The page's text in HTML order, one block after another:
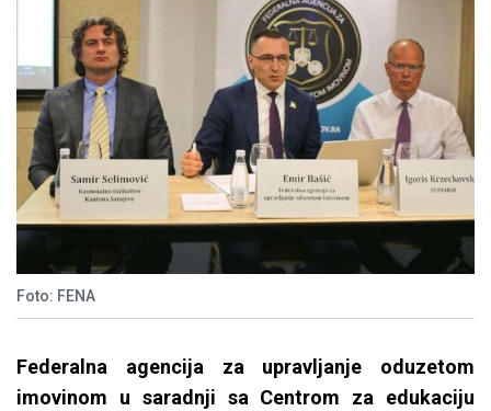
Foto: FENA
Federalna agencija za upravljanje oduzetom
imovinom u saradnji sa Centrom za edukaciju